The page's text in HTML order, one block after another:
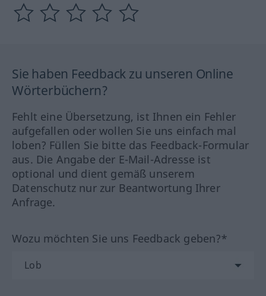
Sie haben Feedback zu unseren Online
Wörterbüchern?
Fehlt eine Übersetzung, ist Ihnen ein Fehler
aufgefallen oder wollen Sie uns einfach mal
loben? Füllen Sie bitte das Feedback-Formular
aus. Die Angabe der E-Mail-Adresse ist
optional und dient gemäß unserem
Datenschutz nur zur Beantwortung Ihrer
Anfrage.
Wozu möchten Sie uns Feedback geben?*